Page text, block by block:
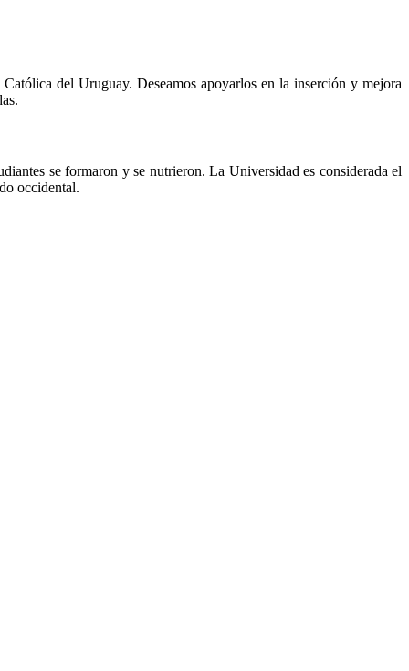
del Uruguay. Deseamos apoyarlos en la inserción y mejora
se formaron y se nutrieron. La Universidad es considerada el
occidental.